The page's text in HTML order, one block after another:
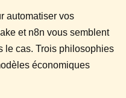
automatiser vos
et n8n vous semblent
le cas. Trois philosophies
économiques